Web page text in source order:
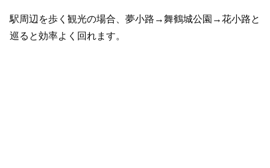
駅周辺を歩く観光の場合、夢小路→舞鶴城公園→花小路と
巡ると効率よく回れます。